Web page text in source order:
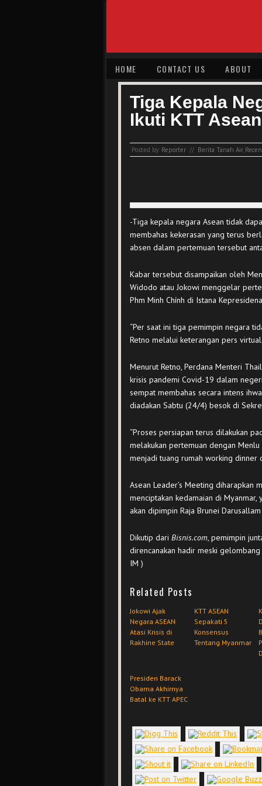
HOME CONTACT US ABOUT
Tiga Kepala
Ikuti KTT
Posted by: Reporter // Berita Tanah Air,
-Tiga kepala negara Asean tidak
membahas kekerasan yang terus
absen dalam pertemuan tersebut
Kabar tersebut disampaikan oleh
Widodo atau Jokowi menggelar
Phm Minh Chính di Istana
“Per saat ini tiga pemimpin negara
Retno melalui keterangan pers virtual.
Menurut Retno, Perdana Menteri
krisis pandemi Covid-19 dalam
sempat membahas secara intens
diadakan Sabtu (24/4) besok di
“Proses persiapan terus dilakukan
melakukan pertemuan dengan
menjadi tuang rumah working dinner
Asean Leader’s Meeting diharapkan
menciptakan kedamaian di
akan dipimpin Raja Brunei
Dikutip dari Bisnis.com, pemimpin
direncanakan hadir meski
IM )
Related Posts
Jokowi Ajak
Negara ASEAN
Atasi Krisis di
Rakhine State
KTT ASEAN
Sepakati 5
Konsensus
Tentang Myanmar
Presiden Barack
Obama Akhirnya
Batal ke KTT APEC